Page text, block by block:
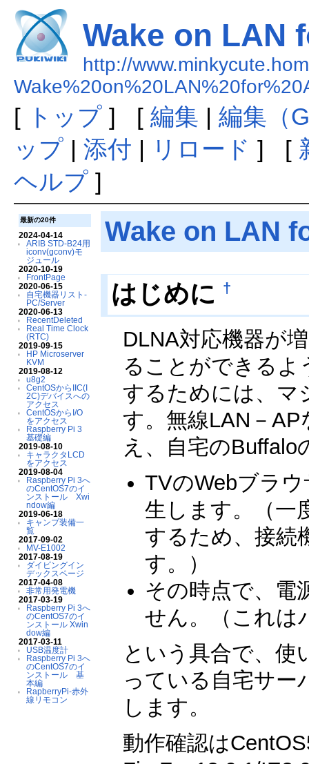
Wake on LAN
http://
[ トップ] [ 編集 | 編集（
ップ| 添付 | リロード ] [
ヘルプ]
最新の20件
2024-04-14
ARIB STD-B24用
iconv(gconv)モ
ジュール
2020-10-19
FrontPage
2020-06-15
自宅機器リスト-
PC/Server
2020-06-13
RecentDeleted
Real Time Clock
(RTC)
2019-09-15
HP Microserver
KVM
2019-08-12
u8g2
CentOSからIIC(I
2C)デバイスへの
アクセス
CentOSからI/O
をアクセス
Raspberry Pi 3
基礎編
2019-08-10
キャラクタLCD
をアクセス
2019-08-04
Raspberry Pi 3へ
のCentOS7のイ
ンストール Xwi
ndow編
2019-06-18
キャンプ装備一
覧
2017-09-02
MV-E1002
2017-08-19
ダイビングイン
デックスページ
2017-04-08
非常用発電機
2017-03-19
Raspberry Pi 3へ
のCentOS7のイ
ンストール Xwin
dow編
2017-03-11
USB温度計
Raspberry Pi 3へ
のCentOS7のイ
ンストール 基
本編
RapberryPi-赤外
線リモコン
Wake on LAN
はじめに †
DLNA対応機器が
ることができるよ
するためには、マ
す。無線LAN－
え、自宅の
TVのWebブラ
生します。（一
するため、接続
す。）
その時点で、電
せん。（これは
という具合で、使
っている自宅サー
します。
動作確認は